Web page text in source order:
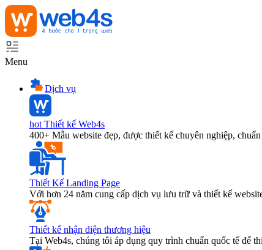
Menu
Dịch vụ
hot Thiết kế Web4s
400+ Mẫu website đẹp, được thiết kế chuyên nghiệp,
Thiết Kế Landing Page
Với hơn 24 năm cung cấp dịch vụ lưu trữ và thiết kế
Thiết kế nhận diện thương hiệu
Tại Web4s, chúng tôi áp dụng quy trình chuẩn quốc tế để